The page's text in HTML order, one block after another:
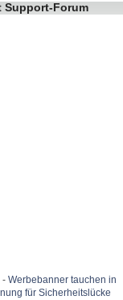
Support-Forum
- Werbebanner tauchen in
für Sicherheitslücke